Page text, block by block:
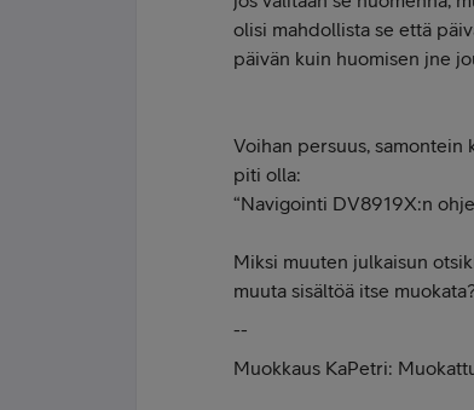
olisi mahdollista se että
päivän kuin huomisen jne
Voihan persuus, samontein
piti olla:
“Navigointi DV8919X:n
Miksi muuten julkaisun
muuta sisältöä itse
--
Muokkaus KaPetri: